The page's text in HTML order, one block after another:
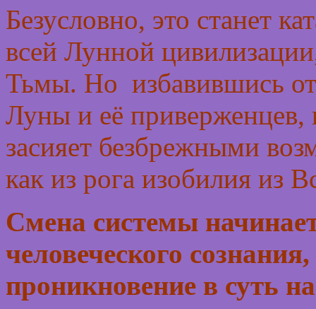
Безусловно, это станет
всей Лунной
Тьмы. Но избавившись
Луны и её приверженцев,
засияет безбрежными
как из рога изобилия из
Смена системы
человеческого
проникновение в суть